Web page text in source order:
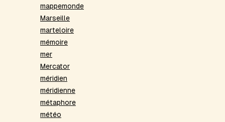
mappemonde
Marseille
marteloire
mémoire
mer
Mercator
méridien
méridienne
métaphore
météo